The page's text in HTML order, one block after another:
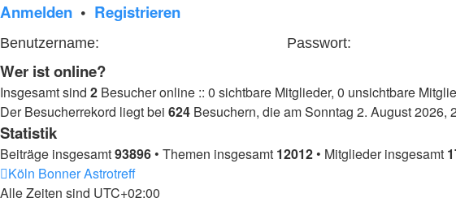
Anmelden • Registrieren
Benutzername: Passwort:
Wer ist online?
Insgesamt sind 2 Besucher online :: 0 sichtbare Mitglieder, 0 unsichtbare
Der Besucherrekord liegt bei 624 Besuchern, die am Sonntag 2. August 2026,
Statistik
Beiträge insgesamt93896 • Themen insgesamt 12012 • Mitglieder insgesamt
Köln Bonner Astrotreff
Alle Zeiten sind UTC+02:00